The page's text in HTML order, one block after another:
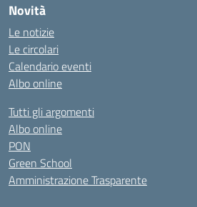
Novità
Le notizie
Le circolari
Calendario eventi
Albo online
Tutti gli argomenti
Albo online
PON
Green School
Amministrazione Trasparente